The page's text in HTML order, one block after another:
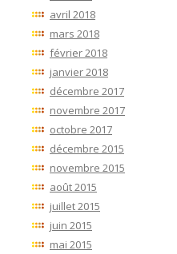
avril 2018
mars 2018
février 2018
janvier 2018
décembre 2017
novembre 2017
octobre 2017
décembre 2015
novembre 2015
août 2015
juillet 2015
juin 2015
mai 2015